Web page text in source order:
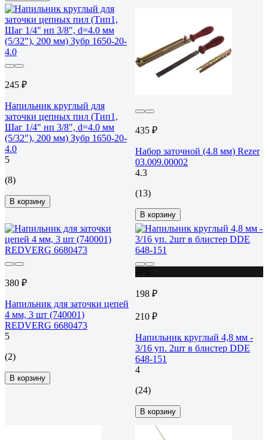
245 ₽
Напильник круглый для
заточки цепных пил (Тип1,
Шаг 1/4" нп 3/8", d=4.0 мм
(5/32"), 200 мм) Зубр 1650-20-
4.0
5
(8)
В корзину
435 ₽
Набор заточной (4.8 мм) Rezer
03.009.00002
4.3
(13)
В корзину
380 ₽
Напильник для заточки цепей
4 мм, 3 шт (740001)
REDVERG 6680473
5
(2)
В корзину
198 ₽
210 ₽
Напильник круглый 4,8 мм -
3/16 уп. 2шт в блистер DDE
648-151
4
(24)
В корзину